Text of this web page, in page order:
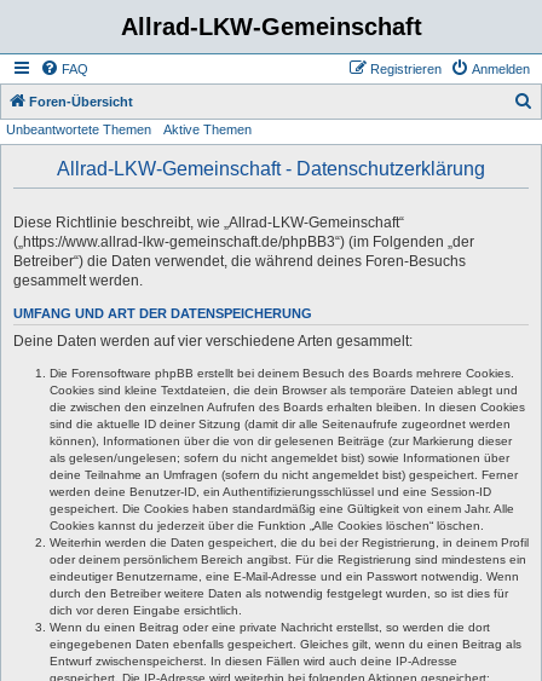
Allrad-LKW-Gemeinschaft
FAQ Anmelden
Registrieren
Foren-Übersicht
Unbeantwortete Themen Aktive Themen
Allrad-LKW-Gemeinschaft - Datenschutzerklärung
Diese Richtlinie beschreibt, wie „Allrad-LKW-Gemeinschaft“
(„https://www.allrad-lkw-gemeinschaft.de/phpBB3“) (im Folgenden „der
Betreiber“) die Daten verwendet, die während deines Foren-Besuchs
gesammelt werden.
UMFANG UND ART DER DATENSPEICHERUNG
Deine Daten werden auf vier verschiedene Arten gesammelt:
Die Forensoftware phpBB erstellt bei deinem Besuch des Boards mehrere Cookies.
Cookies sind kleine Textdateien, die dein Browser als temporäre Dateien ablegt und
die zwischen den einzelnen Aufrufen des Boards erhalten bleiben. In diesen Cookies
sind die aktuelle ID deiner Sitzung (damit dir alle Seitenaufrufe zugeordnet werden
können), Informationen über die von dir gelesenen Beiträge (zur Markierung dieser
als gelesen/ungelesen; sofern du nicht angemeldet bist) sowie Informationen über
deine Teilnahme an Umfragen (sofern du nicht angemeldet bist) gespeichert. Ferner
werden deine Benutzer-ID, ein Authentifizierungsschlüssel und eine Session-ID
gespeichert. Die Cookies haben standardmäßig eine Gültigkeit von einem Jahr. Alle
Cookies kannst du jederzeit über die Funktion „Alle Cookies löschen“ löschen.
Weiterhin werden die Daten gespeichert, die du bei der Registrierung, in deinem Profil
oder deinem persönlichem Bereich angibst. Für die Registrierung sind mindestens ein
eindeutiger Benutzername, eine E-Mail-Adresse und ein Passwort notwendig. Wenn
durch den Betreiber weitere Daten als notwendig festgelegt wurden, so ist dies für
dich vor deren Eingabe ersichtlich.
Wenn du einen Beitrag oder eine private Nachricht erstellst, so werden die dort
eingegebenen Daten ebenfalls gespeichert. Gleiches gilt, wenn du einen Beitrag als
Entwurf zwischenspeicherst. In diesen Fällen wird auch deine IP-Adresse
gespeichert. Die IP-Adresse wird weiterhin bei folgenden Aktionen gespeichert: